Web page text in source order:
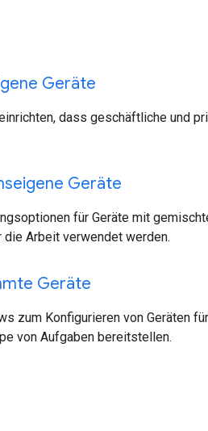
Geräte
dass geschäftliche und
Geräte
für Geräte mit
Arbeit verwendet werden.
Geräte
zum Konfigurieren von Geräten
von Aufgaben bereitstellen.